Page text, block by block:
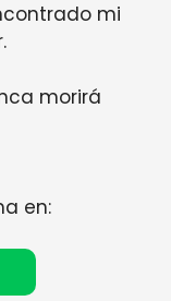
mi
morirá
en: